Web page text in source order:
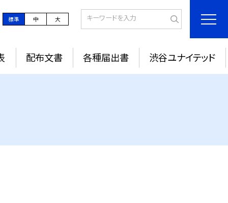
標準 中 大
配布文書 各種届出書 渋谷ユナイテッド